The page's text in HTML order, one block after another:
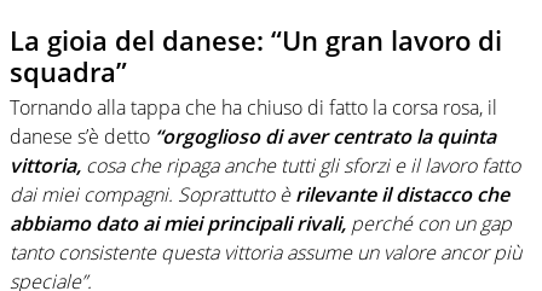
La gioia del danese: “Un gran lavoro di
squadra”
Tornando alla tappa che ha chiuso di fatto la corsa rosa, il
danese s’è detto “orgoglioso di aver centrato la quinta
vittoria, cosa che ripaga anche tutti gli sforzi e il lavoro fatto
dai miei compagni. Soprattutto èrilevante il distacco che
abbiamo dato ai miei principali rivali, perché con un gap
tanto consistente questa vittoria assume un valore ancor più
speciale”.